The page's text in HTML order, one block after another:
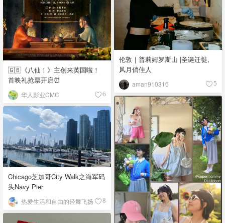
🇬🇧《八仙！》主创来英国啦！
首映礼抢票开启⏰
华人影业CMC 6
伦敦｜普莉姆罗斯山 |圣诞迁徙,
风月俏佳人
aman910316 5
Chicago芝加哥City Walk之海军码
头Navy Pier
热爱生活和自由的轻舞飞扬 8